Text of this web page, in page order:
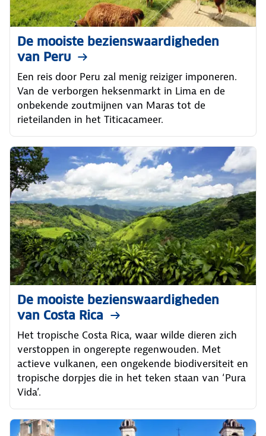
De mooiste bezienswaardigheden
van Peru
Een reis door Peru zal menig reiziger imponeren.
Van de verborgen heksenmarkt in Lima en de
onbekende zoutmijnen van Maras tot de
rieteilanden in het Titicacameer.
De mooiste bezienswaardigheden
van Costa Rica
Het tropische Costa Rica, waar wilde dieren zich
verstoppen in ongerepte regenwouden. Met
actieve vulkanen, een ongekende biodiversiteit en
tropische dorpjes die in het teken staan van ‘Pura
Vida’.